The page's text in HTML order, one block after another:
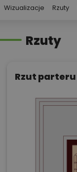
Wizualizacje Rzuty
Rzuty
Rzut parteru